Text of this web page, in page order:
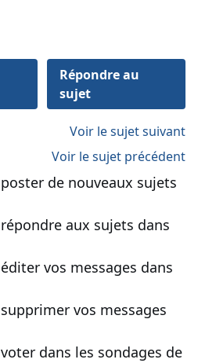
Répondre au
sujet
Voir le sujet suivant
Voir le sujet précédent
poster de nouveaux sujets
répondre aux sujets dans
éditer vos messages dans
supprimer vos messages
voter dans les sondages de